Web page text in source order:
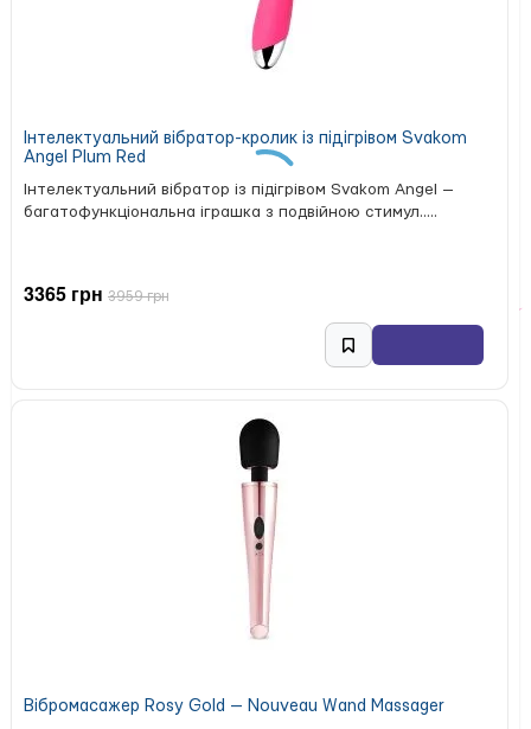
Індивідуальна упаковка у пластиковому кейсі
Серія Tenga Spinner представлена шістьма моделями з
різним рельєфом і пружністю спіралі: від м’якшої до
Технічні характеристики:
Розміри корпуса: 4,5 × 4,5 × 13 см
Розміри вставки: ширина ≈ 5,5 см, глибина ≈ 17 см
Матеріали: поліпропілен, поліетилен, полістирол,
Бренд: Tenga (Японія)
Інтелектуальний вібратор-кролик із підігрівом Svakom
Angel Plum Red
Інтелектуальний вібратор із підігрівом Svakom Angel —
багатофункціональна іграшка з подвійною стимул.....
3365 грн 3959 грн
Вібромасажер Rosy Gold — Nouveau Wand Massager